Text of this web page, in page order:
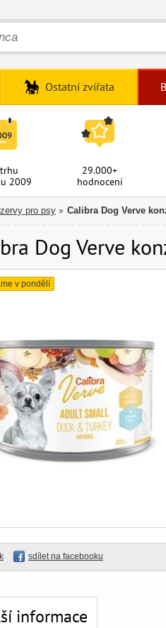
Ostatní zvířata
2009
29.000+
hodnocení
pro psy » Calibra Dog Verve
Dog Verve
v pondělí
sdílet na facebooku
informace